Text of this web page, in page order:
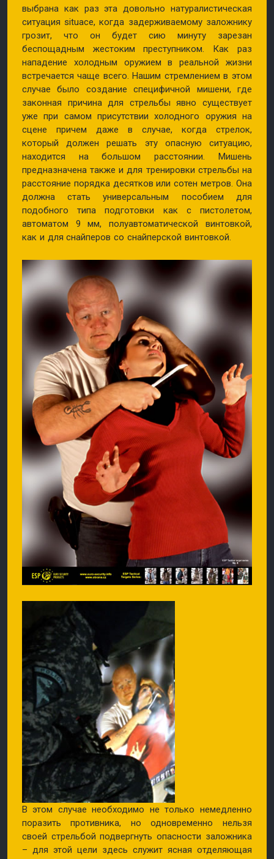
выбрана как раз эта довольно натуралистическая
ситуация situace, когда задерживаемому заложнику
грозит, что он будет сию минуту зарезан
беспощадным жестоким преступником. Как раз
нападение холодным оружием в реальной жизни
встречается чаще всего. Нашим стремлением в этом
случае было создание специфичной мишени, где
законная причина для стрельбы явно существует
уже при самом присутствии холодного оружия на
сцене причем даже в случае, когда стрелок,
который должен решать эту опасную ситуацию,
находится на большом расстоянии. Мишень
предназначена также и для тренировки стрельбы на
расстояние порядка десятков или сотен метров. Она
должна стать универсальным пособием для
подобного типа подготовки как с пистолетом,
автоматом 9 мм, полуавтоматической винтовкой,
как и для снайперов со снайперской винтовкой.
В этом случае необходимо не только немедленно
поразить противника, но одновременно нельзя
своей стрельбой подвергнуть опасности заложника
– для этой цели здесь служит ясная отделяющая